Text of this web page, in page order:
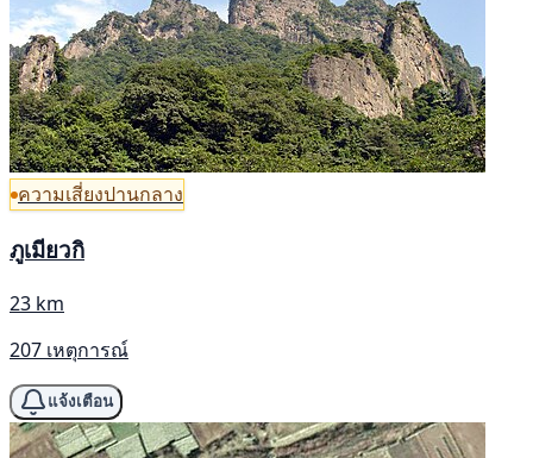
ความเสี่ยงปานกลาง
ภูเมียวกิ
23 km
207 เหตุการณ์
แจ้งเตือน